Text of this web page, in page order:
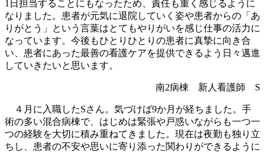
1日担当することにもなったため、責任も重く感じるように
なりました。患者が元気に退院していく姿や患者からの「あ
りがとう」という言葉はとてもやりがいを感じ仕事の活力に
なっています。今後もひとりひとりの患者に真摯に向き合
い、患者にあった最善の看護ケアを提供できるよう日々邁進
していきたいと思います。
南2病棟 新人看護師 S
４月に入職したSさん。気づけば9か月が経ちました。手
術の多い混合病棟で、はじめは緊張や戸惑いながらも一つ一
つの経験を大切に積み重ねてきました。現在は夜勤も独り立
ちし、患者の不安や思いに寄り添った関わりができるように